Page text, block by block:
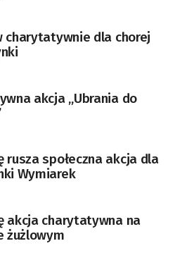
charytatywnie dla chorej
akcja „Ubrania do
rusza społeczna akcja dla
Wymiarek
akcja charytatywna na
żużlowym